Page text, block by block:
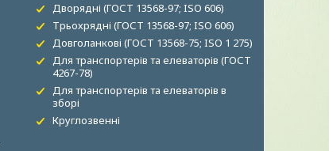
Дворядні (ГОСТ 13568-97; ISO 606)
Трьохрядні (ГОСТ 13568-97; ISO 606)
Довголанкові (ГОСТ 13568-75; ISO 1 275)
Для транспортерів та елеваторів (ГОСТ
4267-78)
Для транспортерів та елеваторів в
зборі
Круглозвенні